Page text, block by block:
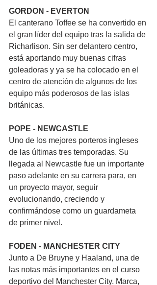
GORDON - EVERTON
El canterano Toffee se ha convertido en
el gran líder del equipo tras la salida de
Richarlison. Sin ser delantero centro,
está aportando muy buenas cifras
goleadoras y ya se ha colocado en el
centro de atención de algunos de los
equipo más poderosos de las islas
británicas.
POPE - NEWCASTLE
Uno de los mejores porteros ingleses
de las últimas tres temporadas. Su
llegada al Newcastle fue un importante
paso adelante en su carrera para, en
un proyecto mayor, seguir
evolucionando, creciendo y
confirmándose como un guardameta
de primer nivel.
FODEN - MANCHESTER CITY
Junto a De Bruyne y Haaland, una de
las notas más importantes en el curso
deportivo del Manchester City. Marca,